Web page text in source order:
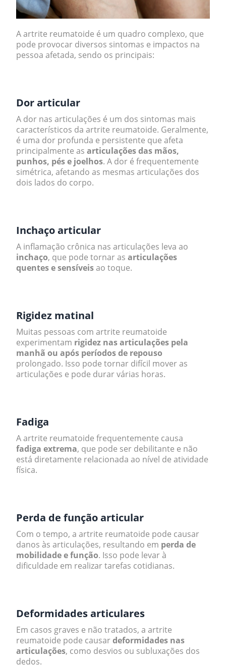
A artrite reumatoide é um quadro complexo, que
pode provocar diversos sintomas e impactos na
pessoa afetada, sendo os principais:
Dor articular
A dor nas articulações é um dos sintomas mais
característicos da artrite reumatoide. Geralmente,
é uma dor profunda e persistente que afeta
principalmente as articulações das mãos,
punhos, pés e joelhos. A dor é frequentemente
simétrica, afetando as mesmas articulações dos
dois lados do corpo.
Inchaço articular
A inflamação crônica nas articulações leva ao
inchaço, que pode tornar as articulações
quentes e sensíveisao toque.
Rigidez matinal
Muitas pessoas com artrite reumatoide
experimentam rigidez nas articulações pela
manhã ou após períodos de repouso
prolongado. Isso pode tornar difícil mover as
articulações e pode durar várias horas.
Fadiga
A artrite reumatoide frequentemente causa
fadiga extrema, que pode ser debilitante e não
está diretamente relacionada ao nível de atividade
física.
Perda de função articular
Com o tempo, a artrite reumatoide pode causar
danos às articulações, resultando em perda de
mobilidade e função. Isso pode levar à
dificuldade em realizar tarefas cotidianas.
Deformidades articulares
Em casos graves e não tratados, a artrite
reumatoide pode causardeformidades nas
articulações, como desvios ou subluxações dos
dedos.